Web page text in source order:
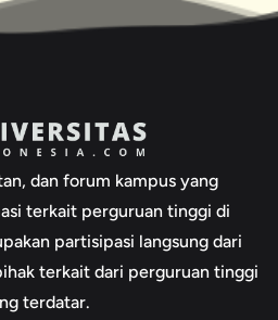
dan forum kampus yang
terkait perguruan tinggi di
partisipasi langsung dari
terkait dari perguruan tinggi
terdatar.